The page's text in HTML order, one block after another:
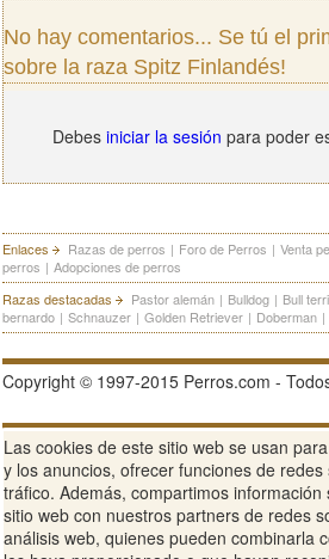
No hay comentarios... Se tú el
sobre la raza Spitz Finlandés!
Debes iniciar la sesión para poder
Enlaces Razas de perros | Foro de Perros | Venta
perros | Adopciones de perros
Razas destacadas
Pastor alemán | Bulldog | Bull
bernardo | Schnauzer | Golden Retriever | Doberman |
Copyright © 1997-2015 Perros.com -
Publicidad en Perros.com |
Ver sitio web
Las cookies de este sitio web se usan
y los anuncios, ofrecer funciones de
tráfico. Además, compartimos
sitio web con nuestros partners de redes
análisis web, quienes pueden combinarla